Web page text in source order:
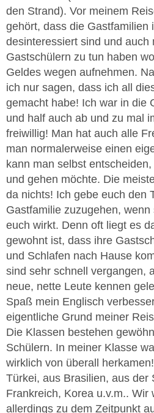
den Strand). Vor meinem
gehört, dass die Gastfamilien
desinteressiert sind und auch
Gastschülern zu tun haben
Geldes wegen aufnehmen.
ich nur sagen, dass ich all
gemacht habe! Ich war in die
und half auch ab und zu mal
freiwillig! Man hat auch alle
man normalerweise einen
kann man selbst
und gehen möchte. Die
da nichts! Ich gebe euch den
Gastfamilie zuzugehen,
euch wirkt. Denn oft liegt es
gewohnt ist, dass ihre
und Schlafen nach Hause
sind sehr schnell vergangen,
neue, nette Leute kennen
Spaß mein Englisch
eigentliche Grund meiner
Die Klassen bestehen
Schülern. In meiner Klasse
wirklich von überall
Türkei, aus Brasilien, aus der
Frankreich, Korea u.v.m.. Wir
allerdings zu dem Zeitpunkt